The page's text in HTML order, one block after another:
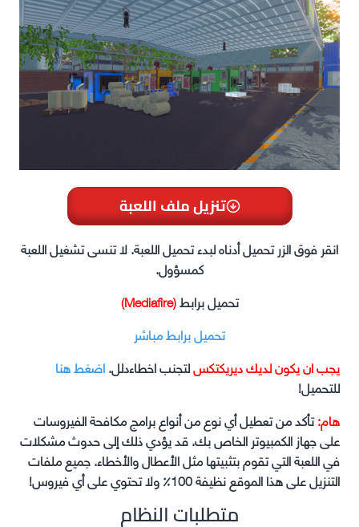
تنزيل ملف اللعبة
انقر فوق الزر تحميل أدناه لبدء تحميل اللعبة. لا تنسى تشغيل اللعبة
كمسؤول.
تحميل برابط(Mediafire)
تحميل برابط مباشر
يجب ان يكون لديك ديريكتكسلتجنب اخطاءدلل.اضغط هنا
للتحميل!
هام:تأكد من تعطيل أي نوع من أنواع برامج مكافحة الفيروسات
على جهاز الكمبيوتر الخاص بك. قد يؤدي ذلك إلى حدوث مشكلات
في اللعبة التي تقوم بتثبيتها مثل الأعطال والأخطاء. جميع ملفات
التنزيل على هذا الموقع نظيفة 100٪ ولا تحتوي على أي فيروس!
متطلبات النظام